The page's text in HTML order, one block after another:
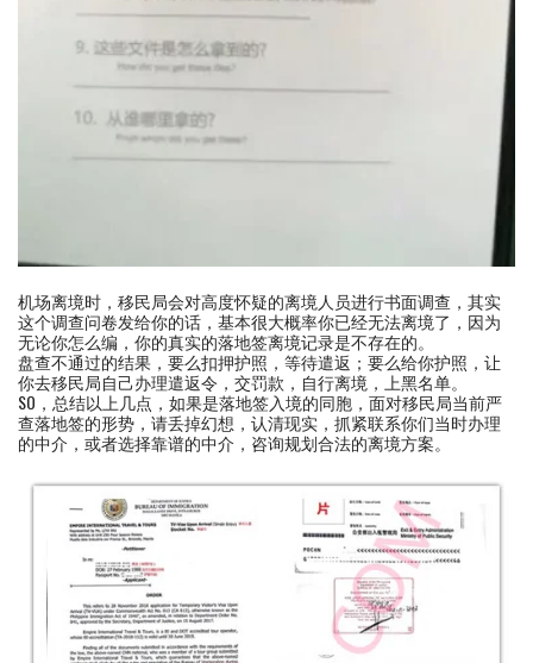
机场离境时，移民局会对高度怀疑的离境人员进行书面调查，其实
这个调查问卷发给你的话，基本很大概率你已经无法离境了，因为
无论你怎么编，你的真实的落地签离境记录是不存在的。
盘查不通过的结果，要么扣押护照，等待遣返；要么给你护照，让
你去移民局自己办理遣返令，交罚款，自行离境，上黑名单。
SO，总结以上几点，如果是落地签入境的同胞，面对移民局当前严
查落地签的形势，请丢掉幻想，认清现实，抓紧联系你们当时办理
的中介，或者选择靠谱的中介，咨询规划合法的离境方案。